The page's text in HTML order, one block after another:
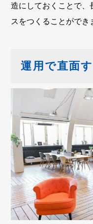
造にしておくことで、
スをつくることができ
運用で直面